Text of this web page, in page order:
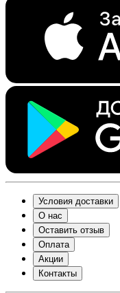
Условия доставки
О нас
Оставить отзыв
Оплата
Акции
Контакты